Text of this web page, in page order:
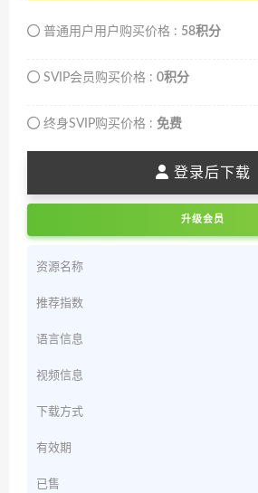
普通用户用户购买价格 : 58积分
SVIP会员购买价格 : 0积分
终身SVIP购买价格 : 免费
登录后下载
升级会员
资源名称
推荐指数
语言信息
视频信息
下载方式
有效期
已售